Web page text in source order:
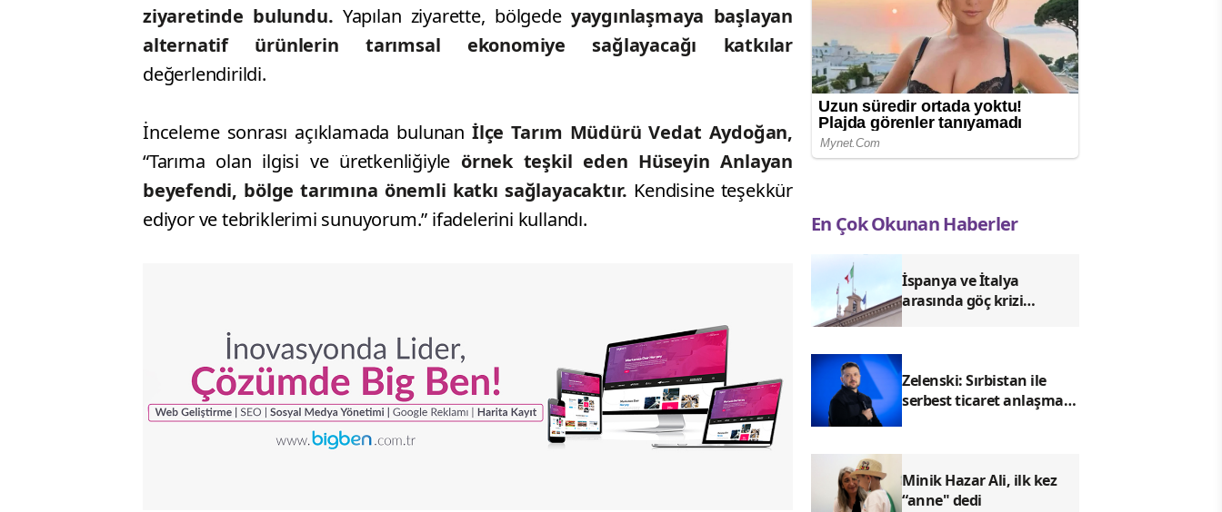
ziyaretinde bulundu. Yapılan ziyarette, bölgede yaygınlaşmaya başlayan
alternatif ürünlerin tarımsal ekonomiye sağlayacağı katkılar
değerlendirildi.
İnceleme sonrası açıklamada bulunanİlçe Tarım Müdürü Vedat Aydoğan,
“Tarıma olan ilgisi ve üretkenliğiyle örnek teşkil eden Hüseyin Anlayan
beyefendi, bölge tarımına önemli katkı sağlayacaktır. Kendisine teşekkür
ediyor ve tebriklerimi sunuyorum.” ifadelerini kullandı.
En Çok Okunan Haberler
İspanya ve İtalya
arasında göç krizi
Zelenski: Sırbistan ile
serbest ticaret anlaşması
Minik Hazar Ali, ilk kez
“anne" dedi